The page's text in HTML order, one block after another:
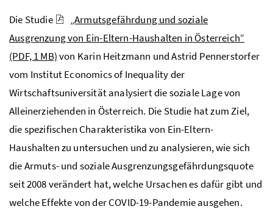
Die Studie
„Armutsgefährdung und soziale
Ausgrenzung von Ein-Eltern-Haushalten in Österreich“
(PDF, 1 MB)von Karin Heitzmann und Astrid Pennerstorfer
vom Institut Economics of Inequality der
Wirtschaftsuniversität analysiert die soziale Lage von
Alleinerziehenden in Österreich. Die Studie hat zum Ziel,
die spezifischen Charakteristika von Ein-Eltern-
Haushalten zu untersuchen und zu analysieren, wie sich
die Armuts- und soziale Ausgrenzungsgefährdungsquote
seit 2008 verändert hat, welche Ursachen es dafür gibt und
welche Effekte von der COVID-19-Pandemie ausgehen.